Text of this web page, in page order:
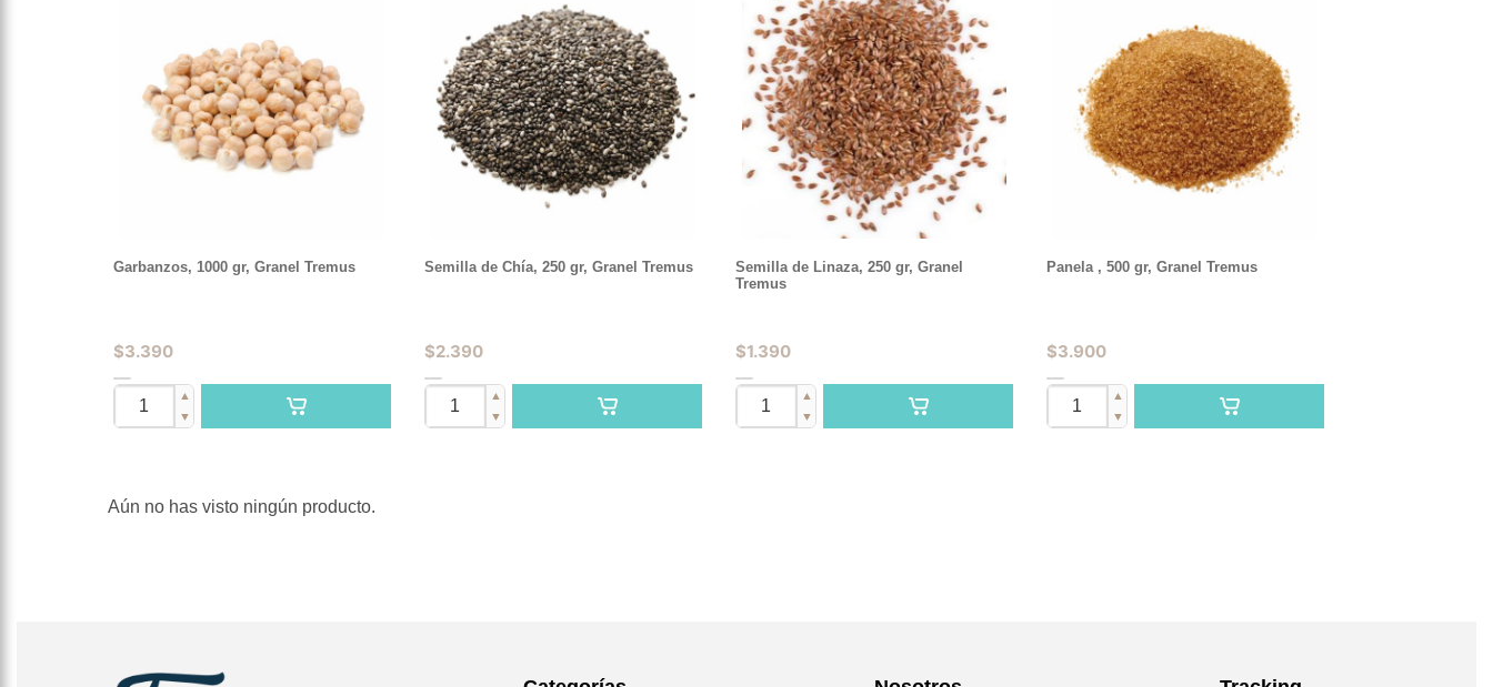
Garbanzos, 1000 gr, Granel Tremus
$3.390
▲
▼
Semilla de Chía, 250 gr, Granel Tremus
$2.390
▲
▼
Semilla de Linaza, 250 gr, Granel
Tremus
$1.390
▲
▼
Panela , 500 gr, Granel Tremus
$3.900
▲
▼
Aún no has visto ningún producto.